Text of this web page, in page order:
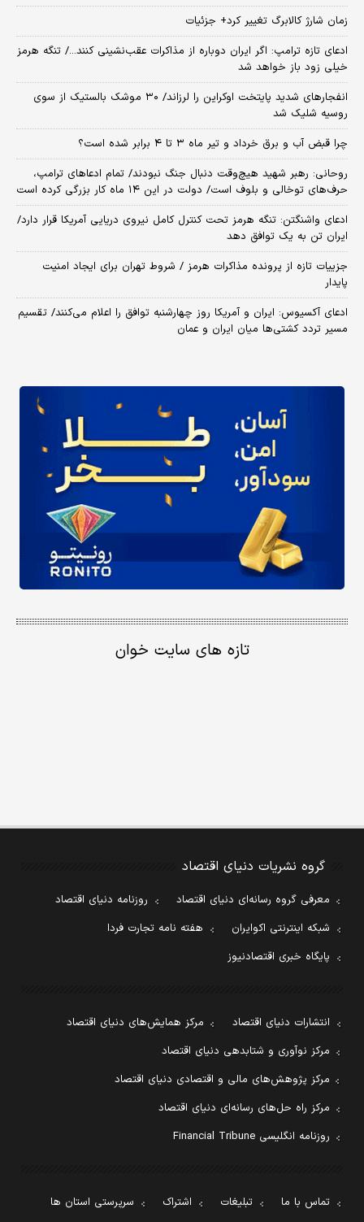
زمان شارژ کالابرگ تغییر کرد+ جزئیات
ادعای تازه ترامپ: اگر ایران دوباره از مذاکرات عقب‌نشینی کنند.../ تنگه هرمز
خیلی زود باز خواهد شد
انفجارهای شدید پایتخت اوکراین را لرزاند/ ۳۰ موشک بالستیک از سوی
روسیه شلیک شد
چرا قبض آب و برق خرداد و تیر ماه ۳ تا ۴ برابر شده است؟
روحانی: رهبر شهید هیچ‌وقت دنبال جنگ نبودند/ تمام ادعاهای ترامپ،
حرف‌های توخالی و بلوف است/ دولت در این ۱۴ ماه کار بزرگی کرده است
ادعای واشنگتن: تنگه هرمز تحت کنترل کامل نیروی دریایی آمریکا قرار دارد/
ایران تن به یک توافق دهد
جزییات تازه از پرونده مذاکرات هرمز / شروط تهران برای ایجاد امنیت
پایدار
ادعای آکسیوس: ایران و آمریکا روز چهارشنبه توافق را اعلام می‌کنند/ تقسیم
مسیر تردد کشتی‌ها میان ایران و عمان
تازه های سایت خوان
گروه نشریات دنیای اقتصاد
معرفی گروه رسانه‌ای دنیای اقتصاد
روزنامه دنیای اقتصاد
شبکه اینترنتی اکوایران
هفته نامه تجارت فردا
پایگاه خبری اقتصادنیوز
انتشارات دنیای اقتصاد
مرکز همایش‌های دنیای اقتصاد
مرکز نوآوری و شتابدهی دنیای اقتصاد
مرکز پژوهش‌های مالی و اقتصادی دنیای اقتصاد
مرکز راه حل‌های رسانه‌ای دنیای اقتصاد
روزنامه انگلیسی Financial Tribune
تماس با ما تبلیغات اشتراک سرپرستی استان ها